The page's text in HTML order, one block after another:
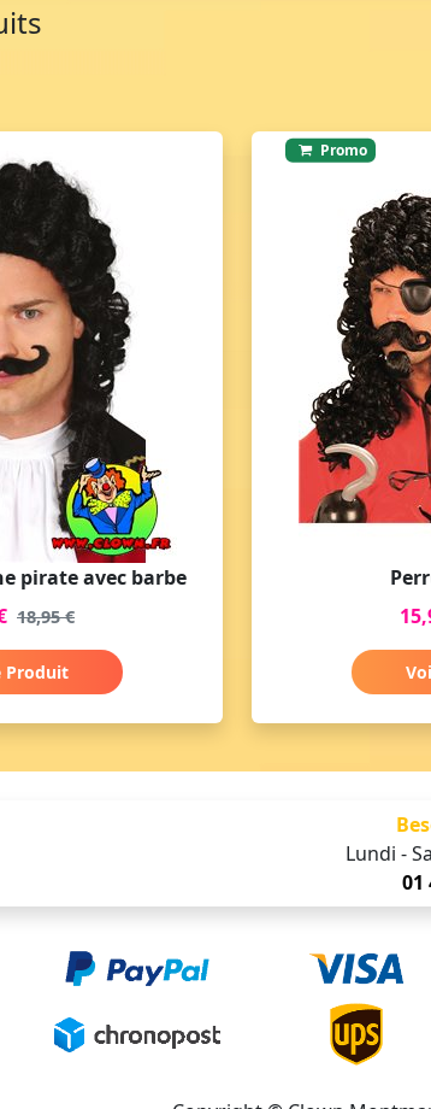
pirate avec barbe
18,95 €
Produit
Promo
Lundi -
01